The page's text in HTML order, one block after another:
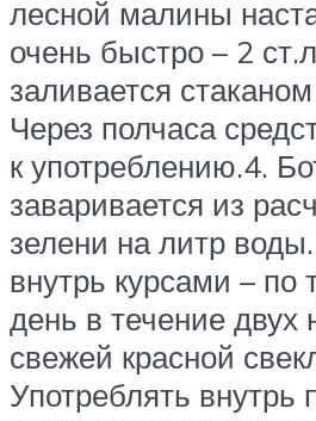
лесной малины
очень быстро – 2
заливается
Через полчаса
к употреблению.4.
заваривается из
зелени на литр
внутрь курсами – по
день в течение двух
свежей красной
Употреблять внутрь